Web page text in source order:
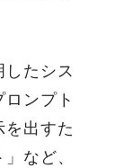
したシス
ンプト
出すた
など、